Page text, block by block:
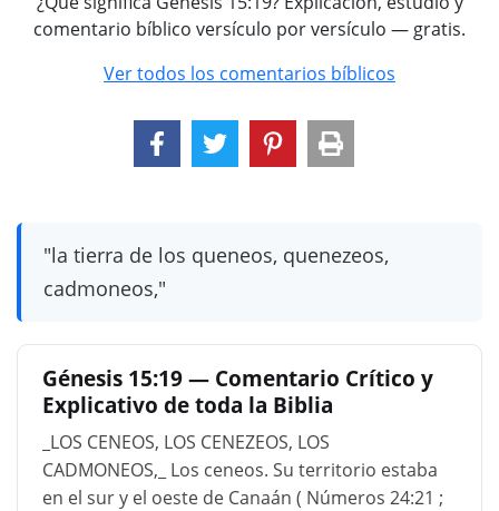
comentario bíblico versículo por versículo — gratis.
Ver todos los comentarios bíblicos
"la tierra de los queneos, quenezeos,
cadmoneos,"
Génesis 15:19 — Comentario Crítico y
Explicativo de toda la Biblia
_LOS CENEOS, LOS CENEZEOS, LOS
CADMONEOS,_ Los ceneos. Su territorio estaba
en el sur y el oeste de Canaán ( Números 24:21 ;